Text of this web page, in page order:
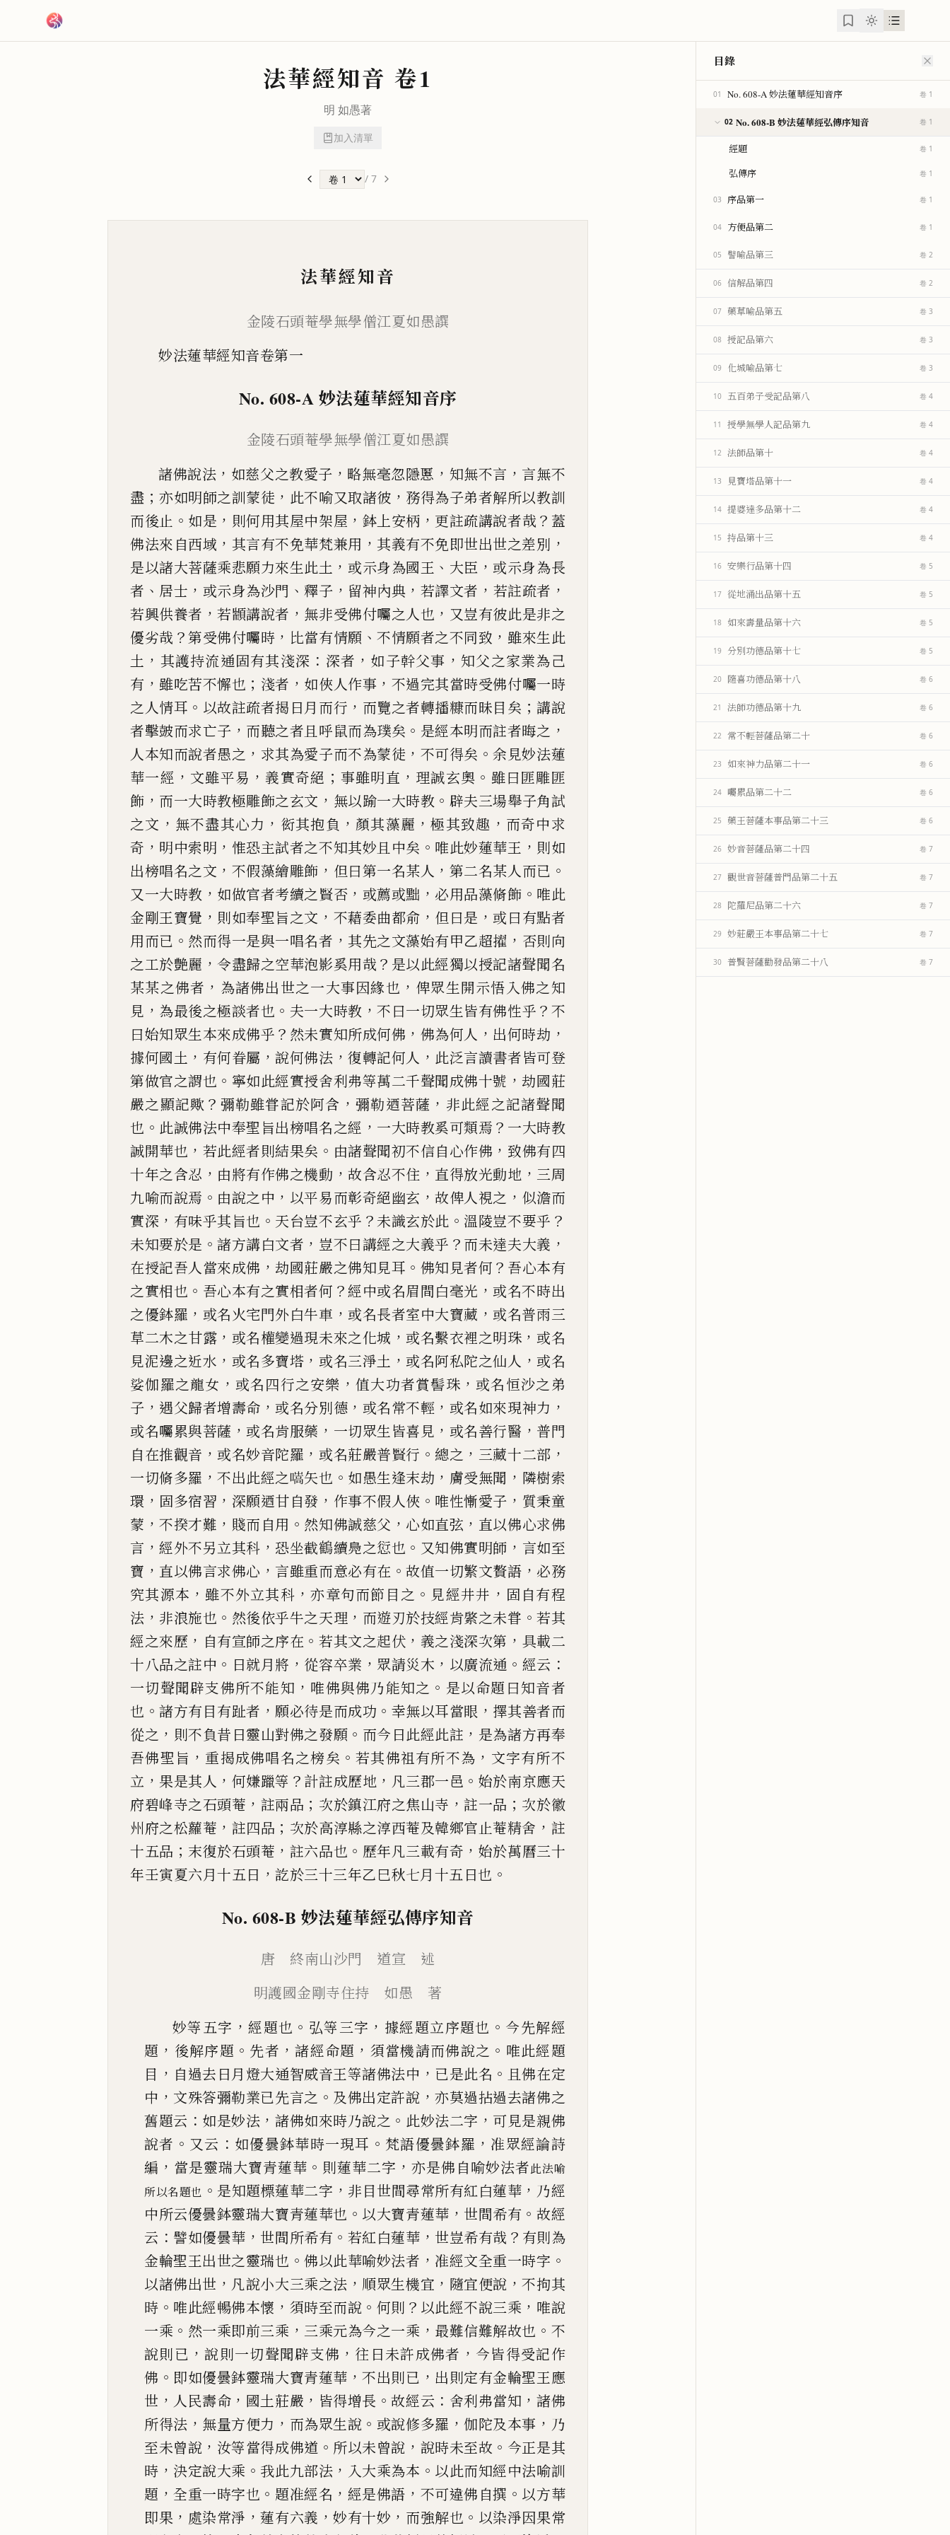
法華經知音 卷1
明 如愚著
加入清單
/ 7
法華經知音
金陵石頭菴學無學僧江夏如愚譔
妙法蓮華經知音卷第一
No. 608-A 妙法蓮華經知音序
金陵石頭菴學無學僧江夏如愚譔
諸佛說法 ， 如慈父之教愛子 ， 略無毫忽隱慝 ， 知無不言 ， 言無不
盡 ；亦如明師之訓蒙徒 ， 此不喻又取諸彼 ， 務得為子弟者解所以教訓
而後止 。 如是 ， 則何用其屋中架屋 ， 鉢上安柄 ， 更註疏講說者哉 ？ 蓋
佛法來自西域 ， 其言有不免華梵兼用 ，其義有不免即世出世之差別 ，
是以諸大菩薩乘悲願力來生此土 ， 或示身為國王 、 大臣 ， 或示身為長
者 、 居士 ， 或示身為沙門 、釋子 ， 留神內典 ， 若譯文者 ， 若註疏者 ，
若興供養者 ，若顓講說者 ， 無非受佛付囑之人也 ， 又豈有彼此是非之
優劣哉 ？第受佛付囑時 ， 比當有情願 、不情願者之不同致 ， 雖來生此
土 ， 其護持流通固有其淺深 ： 深者 ， 如子幹父事 ， 知父之家業為己
有 ，雖吃苦不懈也 ； 淺者 ， 如俠人作事 ， 不過完其當時受佛付囑一時
之人情耳 。 以故註疏者揭日月而行 ， 而覽之者轉播糠而昧目矣 ； 講說
者擊皷而求亡子 ， 而聽之者且呼鼠而為璞矣 。 是經本明而註者晦之 ，
人本知而說者愚之 ， 求其為愛子而不為蒙徒 ， 不可得矣 。余見妙法蓮
華一經 ， 文雖平易 ， 義實奇絕 ； 事雖明直 ， 理誠玄奧 。 雖曰匪雕匪
飾 ， 而一大時教極雕飾之玄文 ， 無以踰一大時教 。 辟夫三場舉子角試
之文 ， 無不盡其心力 ， 衒其抱負 ， 顏其藻麗 ，極其致趣 ， 而奇中求
奇 ， 明中索明 ， 惟恐主試者之不知其妙且中矣 。 唯此妙蓮華王 ， 則如
出榜唱名之文 ， 不假藻繪雕飾 ， 但曰第一名某人 ， 第二名某人而已 。
又一大時教 ， 如做官者考續之賢否 ， 或薦或黜 ， 必用品藻脩飾 。 唯此
金剛王寶覺 ， 則如奉聖旨之文 ， 不藉委曲都俞 ， 但曰是 ， 或曰有點者
用而已 。 然而得一是與一唱名者 ，其先之文藻始有甲乙超擢 ， 否則向
之工於艶麗 ，令盡歸之空華泡影奚用哉 ？ 是以此經獨以授記諸聲聞名
某某之佛者 ， 為諸佛出世之一大事因緣也 ， 俾眾生開示悟入佛之知
見 ， 為最後之極談者也 。 夫一大時教 ，不曰一切眾生皆有佛性乎 ？ 不
曰始知眾生本來成佛乎 ？ 然未實知所成何佛 ， 佛為何人 ， 出何時劫 ，
據何國土 ， 有何眷屬 ，說何佛法 ，復轉記何人 ， 此泛言讀書者皆可登
第做官之謂也 。 寧如此經實授舍利弗等萬二千聲聞成佛十號 ，劫國莊
嚴之顯記歟 ？ 彌勒雖甞記於阿含 ，彌勒迺菩薩 ， 非此經之記諸聲聞
也 。 此誠佛法中奉聖旨出榜唱名之經 ， 一大時教奚可類焉 ？ 一大時教
誠開華也 ， 若此經者則結果矣 。 由諸聲聞初不信自心作佛 ， 致佛有四
十年之含忍 ， 由將有作佛之機動 ，故含忍不住 ， 直得放光動地 ， 三周
九喻而說焉 。 由說之中 ， 以平易而彰奇絕幽玄 ，故俾人視之 ， 似澹而
實深 ， 有味乎其旨也 。 天台豈不玄乎 ？ 未識玄於此 。 溫陵豈不要乎 ？
未知要於是 。諸方講白文者 ， 豈不曰講經之大義乎 ？ 而未達夫大義 ，
在授記吾人當來成佛 ，劫國莊嚴之佛知見耳 。 佛知見者何 ？ 吾心本有
之實相也 。 吾心本有之實相者何 ？ 經中或名眉間白毫光 ， 或名不時出
之優鉢羅 ， 或名火宅門外白牛車 ， 或名長者室中大寶藏 ， 或名普雨三
草二木之甘露 ， 或名權變過現未來之化城 ， 或名繫衣裡之明珠 ， 或名
見泥邊之近水 ， 或名多寶塔 ， 或名三淨土 ， 或名阿私陀之仙人 ， 或名
娑伽羅之龍女 ， 或名四行之安樂 ，值大功者賞髻珠 ， 或名恒沙之弟
子 ， 遇父歸者增壽命 ， 或名分別德 ， 或名常不輕 ， 或名如來現神力 ，
或名囑累與菩薩 ， 或名肯服藥 ， 一切眾生皆喜見 ， 或名善行醫 ， 普門
自在推觀音 ， 或名妙音陀羅 ， 或名莊嚴普賢行 。 總之 ， 三藏十二部 ，
一切脩多羅 ，不出此經之𡀢矢也 。 如愚生逢末劫 ， 膚受無聞 ， 隣樹索
環 ， 固多宿習 ， 深願迺甘自發 ， 作事不假人俠 。 唯性慚愛子 ， 質秉童
蒙 ，不揆才難 ， 賤而自用 。 然知佛誠慈父 ， 心如直弦 ， 直以佛心求佛
言 ， 經外不另立其科 ， 恐坐截鶴續鳧之愆也 。 又知佛實明師 ， 言如至
寶 ， 直以佛言求佛心 ， 言雖重而意必有在 。故值一切繁文贅語 ， 必務
究其源本 ，雖不外立其科 ，亦章句而節目之 。 見經井井 ， 固自有程
法 ， 非浪施也 。 然後依乎牛之天理 ， 而遊刃於技經肯綮之未甞 。若其
經之來歷 ， 自有宣師之序在 。 若其文之起伏 ， 義之淺深次第 ， 具載二
十八品之註中 。 日就月將 ， 從容卒業 ， 眾請災木 ， 以廣流通 。 經云 ：
一切聲聞辟支佛所不能知 ， 唯佛與佛乃能知之 。 是以命題曰知音者
也 。諸方有目有趾者 ， 願必待是而成功 。 幸無以耳當眼 ， 擇其善者而
從之 ， 則不負昔日靈山對佛之發願 。 而今日此經此註 ， 是為諸方再奉
吾佛聖旨 ， 重揭成佛唱名之榜矣 。若其佛祖有所不為 ， 文字有所不
立 ， 果是其人 ， 何嫌躐等 ？ 計註成歷地 ， 凡三郡一邑 。 始於南京應天
府碧峰寺之石頭菴 ， 註兩品 ； 次於鎮江府之焦山寺 ， 註一品 ； 次於徽
州府之松蘿菴 ， 註四品 ； 次於高淳縣之淳西菴及韓鄉官止菴精舍 ， 註
十五品 ； 末復於石頭菴 ， 註六品也 。 歷年凡三載有奇 ， 始於萬曆三十
年壬寅夏六月十五日 ， 訖於三十三年乙巳秋七月十五日也 。
No. 608-B 妙法蓮華經弘傳序知音
唐 終南山沙門 道宣 述
明護國金剛寺住持 如愚 著
妙等五字 ， 經題也 。 弘等三字 ， 據經題立序題也 。 今先解經
題 ， 後解序題 。 先者 ，諸經命題 ， 須當機請而佛說之 。 唯此經題
目 ， 自過去日月燈大通智威音王等諸佛法中 ， 已是此名 。 且佛在定
中 ， 文殊答彌勒業已先言之 。 及佛出定許說 ，亦莫過拈過去諸佛之
舊題云 ： 如是妙法 ，諸佛如來時乃說之 。 此妙法二字 ， 可見是親佛
說者 。 又云 ： 如優曇鉢華時一現耳 。 梵語優曇鉢羅 ， 准眾經論詩
編 ， 當是靈瑞大寶青蓮華 。 則蓮華二字 ， 亦是佛自喻妙法者此法喻
所以名題也 。 是知題標蓮華二字 ， 非目世間尋常所有紅白蓮華 ， 乃經
中所云優曇鉢靈瑞大寶青蓮華也 。 以大寶青蓮華 ， 世間希有 。 故經
云 ： 譬如優曇華 ， 世間所希有 。 若紅白蓮華 ， 世豈希有哉 ？ 有則為
金輪聖王出世之靈瑞也 。佛以此華喻妙法者 ， 准經文全重一時字 。
以諸佛出世 ， 凡說小大三乘之法 ， 順眾生機宜 ， 隨宜便說 ，不拘其
時 。 唯此經暢佛本懷 ， 須時至而說 。 何則 ？ 以此經不說三乘 ， 唯說
一乘 。 然一乘即前三乘 ， 三乘元為今之一乘 ， 最難信難解故也 。 不
說則已 ，說則一切聲聞辟支佛 ， 往日未許成佛者 ， 今皆得受記作
佛 。 即如優曇鉢靈瑞大寶青蓮華 ，不出則已 ， 出則定有金輪聖王應
世 ， 人民壽命 ， 國土莊嚴 ， 皆得增長 。故經云 ： 舍利弗當知 ，諸佛
所得法 ， 無量方便力 ， 而為眾生說 。 或說修多羅 ，伽陀及本事 ， 乃
至未曾說 ， 汝等當得成佛道 。 所以未曾說 ， 說時未至故 。 今正是其
時 ， 決定說大乘 。 我此九部法 ， 入大乘為本 。 以此而知經中法喻訓
題 ，全重一時字也 。 題准經名 ， 經是佛語 ， 不可違佛自撰 。 以方華
即果 ， 處染常淨 ，蓮有六義 ，妙有十妙 ， 而強解也 。 以染淨因果常
目錄
01 No. 608-A 妙法蓮華經知音序 卷 1
02 No. 608-B 妙法蓮華經弘傳序知音 卷 1
經題 卷 1
弘傳序 卷 1
03 序品第一 卷 1
04 方便品第二 卷 1
05 譬喻品第三 卷 2
06 信解品第四 卷 2
07 藥草喻品第五 卷 3
08 授記品第六 卷 3
09 化城喻品第七 卷 3
10 五百弟子受記品第八 卷 4
11 授學無學人記品第九 卷 4
12 法師品第十 卷 4
13 見寶塔品第十一 卷 4
14 提婆達多品第十二 卷 4
15 持品第十三 卷 4
16 安樂行品第十四 卷 5
17 從地涌出品第十五 卷 5
18 如來壽量品第十六 卷 5
19 分別功德品第十七 卷 5
20 隨喜功德品第十八 卷 6
21 法師功德品第十九 卷 6
22 常不輕菩薩品第二十 卷 6
23 如來神力品第二十一 卷 6
24 囑累品第二十二 卷 6
25 藥王菩薩本事品第二十三 卷 6
26 妙音菩薩品第二十四 卷 7
27 觀世音菩薩普門品第二十五 卷 7
28 陀羅尼品第二十六 卷 7
29 妙莊嚴王本事品第二十七 卷 7
30 普賢菩薩勸發品第二十八 卷 7